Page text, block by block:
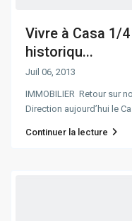
Vivre à Casa 1/
historiqu...
Juil 06, 2013
IMMOBILIER Retour sur
Direction aujourd’hui le
Continuer la lecture